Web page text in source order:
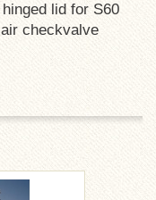
lid for S60
checkvalve